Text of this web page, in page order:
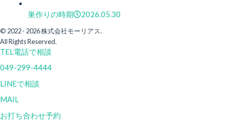
巣作りの時期 2026.05.30
© 2022 - 2026 株式会社モーリアス.
All Rights Reserved.
TEL 電話で相談
049-299-4444
LINEで相談
MAIL
お打ち合わせ予約